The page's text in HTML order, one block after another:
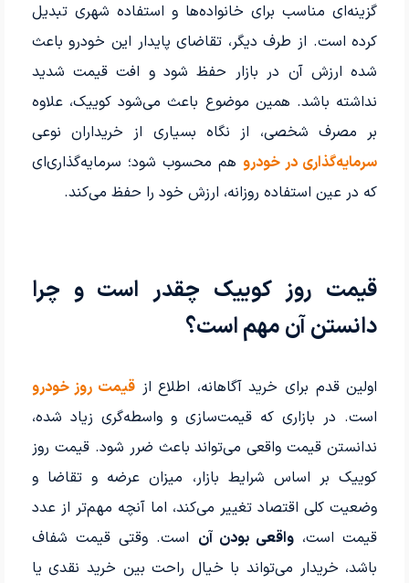
گزینه‌ای مناسب برای خانواده‌ها و استفاده شهری تبدیل
کرده است. از طرف دیگر، تقاضای پایدار این خودرو باعث
شده ارزش آن در بازار حفظ شود و افت قیمت شدید
نداشته باشد. همین موضوع باعث می‌شود کوییک، علاوه
بر مصرف شخصی، از نگاه بسیاری از خریداران نوعی
سرمایه‌گذاری در خودروهم محسوب شود؛ سرمایه‌گذاری‌ای
که در عین استفاده روزانه، ارزش خود را حفظ می‌کند.
قیمت روز کوییک چقدر است و چرا
دانستن آن مهم است؟
اولین قدم برای خرید آگاهانه، اطلاع از قیمت روز خودرو
است. در بازاری که قیمت‌سازی و واسطه‌گری زیاد شده،
ندانستن قیمت واقعی می‌تواند باعث ضرر شود. قیمت روز
کوییک بر اساس شرایط بازار، میزان عرضه و تقاضا و
وضعیت کلی اقتصاد تغییر می‌کند، اما آنچه مهم‌تر از عدد
قیمت است،واقعی بودن آن است. وقتی قیمت شفاف
باشد، خریدار می‌تواند با خیال راحت بین خرید نقدی یا